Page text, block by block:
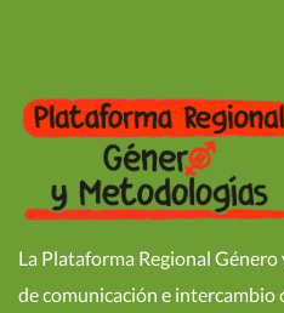
La Plataforma Regional
de comunicación e